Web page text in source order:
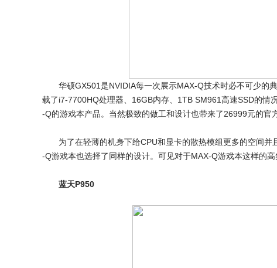
华硕GX501是NVIDIA每一次展示MAX-Q技术时必不可少的
载了i7-7700HQ处理器、16GB内存、1TB SM961高速SSD的
-Q的游戏本产品。当然极致的做工和设计也带来了26999元的官
为了在轻薄的机身下给CPU和显卡的散热模组更多的空间并
-Q游戏本也选择了同样的设计。可见对于MAX-Q游戏本这样的
蓝天P950